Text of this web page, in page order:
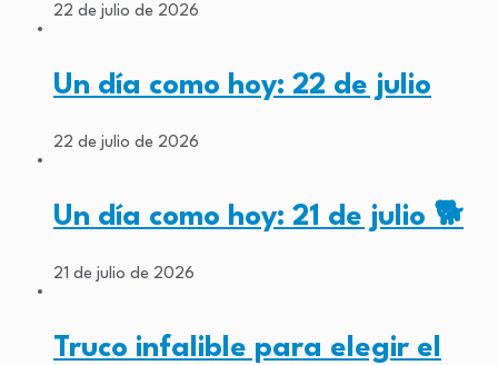
22 de julio de 2026
Un día como hoy: 22 de julio
22 de julio de 2026
Un día como hoy: 21 de julio 🐕
21 de julio de 2026
Truco infalible para elegir el